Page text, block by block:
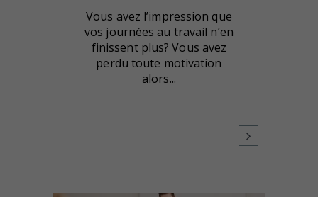
Vous avez l’impression que
vos journées au travail n’en
finissent plus? Vous avez
perdu toute motivation
alors...